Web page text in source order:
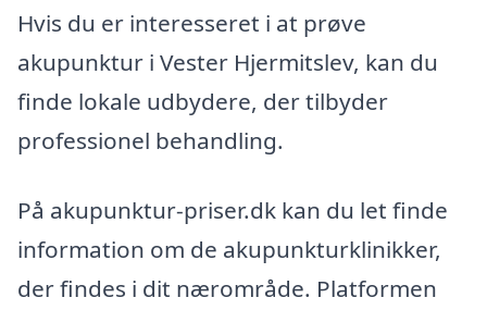
Hvis du er interesseret i at prøve
akupunktur i Vester Hjermitslev, kan du
finde lokale udbydere, der tilbyder
professionel behandling.
På akupunktur-priser.dk kan du let finde
information om de akupunkturklinikker,
der findes i dit nærområde. Platformen